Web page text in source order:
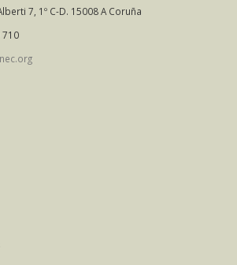
7, 1º C-D. 15008 A Coruña
710